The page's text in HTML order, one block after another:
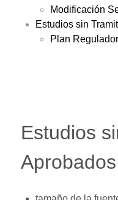
Modificación
Estudios sin
Plan
Estudios
Aprobados